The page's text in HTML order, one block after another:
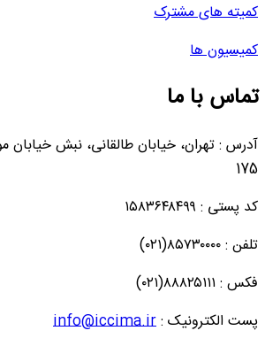
کمیته های مشترک
کمیسیون ها
تماس با ما
آدرس : تهران، خیابان طالقانی، نبش
175
کد پستی : ۱۵۸۳۶۴۸۴۹۹
تلفن : ۸۵۷۳۰۰۰۰(۰۲۱)
فکس : ۸۸۸۲۵۱۱۱(۰۲۱)
پست الکترونیک :info@iccima.ir